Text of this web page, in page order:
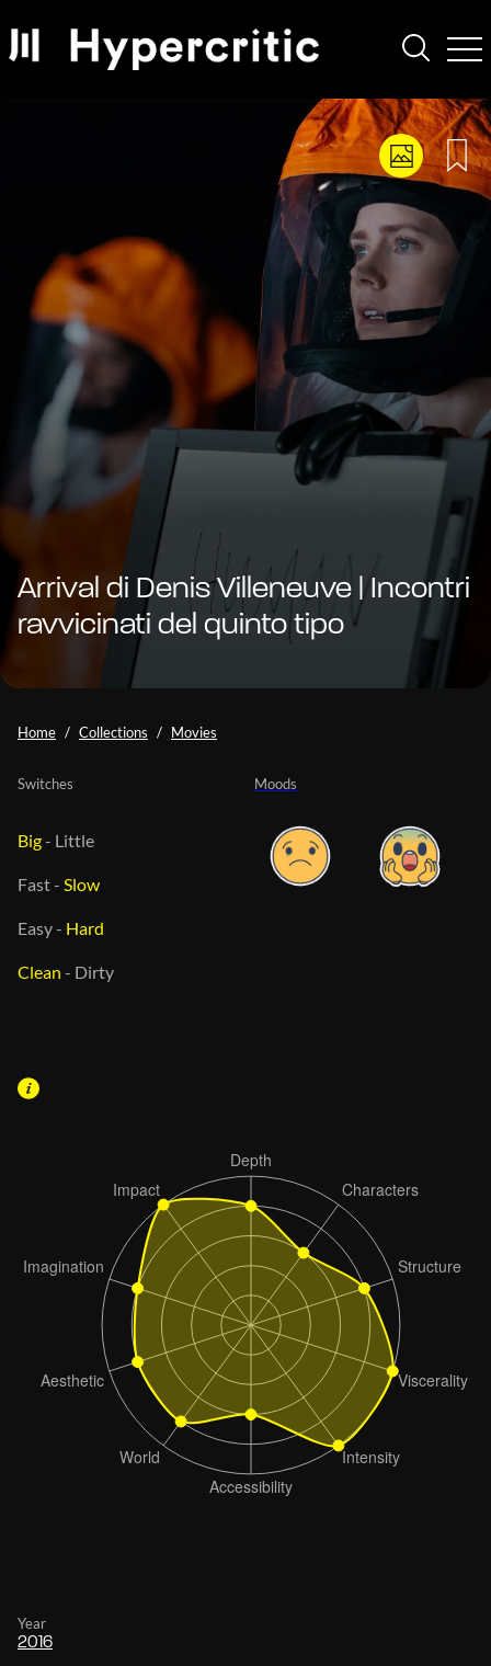
Arrival di Denis Villeneuve | Incontri
ravvicinati del quinto tipo
Home Collections Movies
Moods
Switches
Big- Little
Fast- Slow
Easy- Hard
Clean - Dirty
Year
2016